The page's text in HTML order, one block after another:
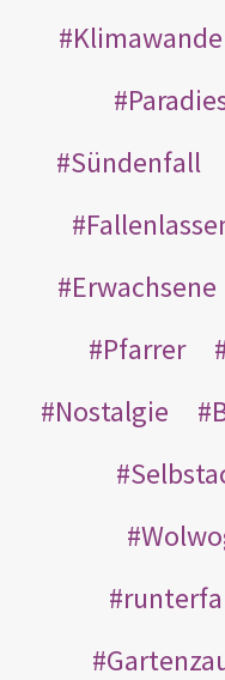
Sündenfall
Erwachsene
Pfarrer
Nostalgie